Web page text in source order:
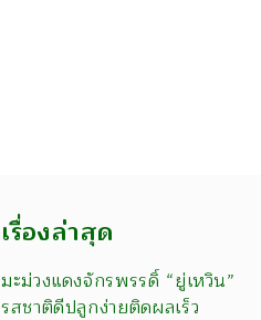
เรื่องล่าสุด
มะม่วงแดงจักรพรรดิ์ “ยู่เหวิน”
รสชาติดีปลูกง่ายติดผลเร็ว